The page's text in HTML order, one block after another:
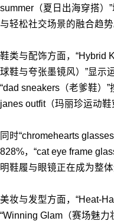
summer（夏日出海穿搭）
与轻松社交场景的融合趋势
鞋类与配饰方面，“Hybrid
球鞋与夸张墨镜风）”显示
“dad sneakers（老爹鞋）
janes outfit（玛丽珍运动鞋
同时“chromehearts
828%，“cat eye frame
明鞋履与眼镜正在成为整
美妆与发型方面，“Heat-
“Winning Glam（赛场魅力